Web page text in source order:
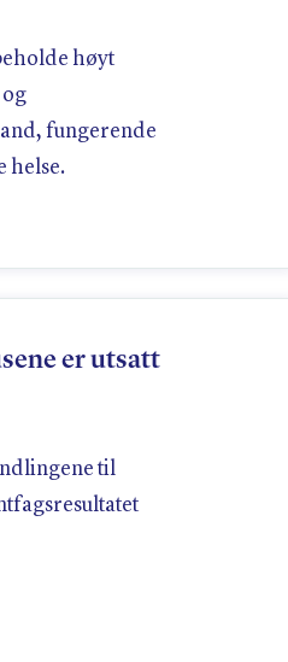
høyt
fungerende
helse.
er utsatt
til